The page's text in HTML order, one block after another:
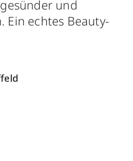
und
Ein echtes Beauty-